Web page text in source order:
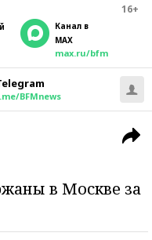
16+
Канал в
MAX
max.ru/bfm
BFMnews
в Москве за